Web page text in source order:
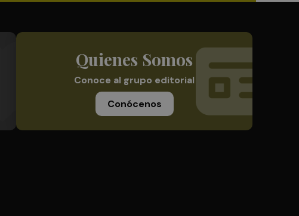
Quienes Somos
Conoce al grupo editorial
Conócenos